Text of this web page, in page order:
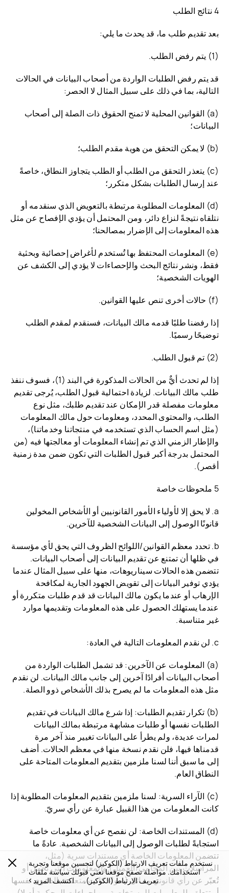
نستخدم ملفات تعريف الارتباط (الكوكيز) لتحسين موقعنا وتجربة
استخدامك. مواصلة تصفح موقعنا تعني قبولك سياسة ملفات
تعريف الارتباط (الكوكيز).
اكتشف المزيد
4 نتائج الطلب
بعد تقديم طلب ما، قد يحدث ما يلي:
(1) يتم رفض الطلب.
قد يتم رفض الطلبات الواردة من أصحاب البيانات في الحالات
التالية، بما في ذلك على سبيل المثال لا الحصر:
(a) القوانين المحلية لا تمنح الحقوق ذات الصلة إلى أصحاب
البيانات؛
(b) لا يمكن التحقق من هوية مقدم الطلب؛
(c) يتعذر التحقق من الطلب أو الطلب يتجاوز النطاق، خاصةً
عند إرسال الطلبات بشكل متكرر؛
(d) المعلومات المطلوبة مرتبطة بالتعويض الذي سنقدمه أو
نتلقاه نتيجةً لنزاع دائر، ومن المحتمل أن يؤدي الإفصاح عن مثل
هذه المعلومات إلى الإضرار بمصالحنا؛
(e) المعلومات المحتفظ بها تُستخدم لأغراض إحصائية وبحثية
فقط، ونشر نتائج البحث والإحصاءات لا يؤدي إلى الكشف عن
الهويات الشخصية؛
(f) حالات أخرى تنص عليها القوانين.
إذا رفضنا طلبًا قدمه مالك البيانات، فسنقدم لمقدم الطلب
توضيحًا رسميًا.
(2) تم قبول الطلب.
إذا لم تحدث أيٌّ من الحالات المذكورة في البند (1)، فسوف ننفذ
طلب مالك البيانات. لزيادة احتمالية قبول الطلب، يُرجى تقديم
معلومات مفصلة قدر الإمكان عند تقديم طلبك، مثل نوع
الطلب، والمحتوى المحدد، ومعلومات حول مالك المعلومات
(مثل اسم الحساب الذي تستخدمه في منتجاتنا وخدماتنا)،
والإطار الزمني الذي تم إنشاء المعلومات أو معالجتها فيه (من
المحتمل بدرجة أكبر قبول الطلبات التي تكون ضمن مدة زمنية
أقصر).
5 ملحوظات خاصة
a. لا يحق إلا لأولياء الأمور القانونيين أو الأشخاص المخولين
قانونًا الوصول إلى البيانات الشخصية للآخرين.
b. تحدد معظم القوانين/اللوائح الظروف التي يحق لأي مؤسسة
في ظلها أن تمتنع عن تقديم البيانات إلى أصحاب البيانات.
تتضمن هذه الحالات سيناريوهات، منها على سبيل المثال عندما
يؤدي توفير البيانات إلى تقويض الجهود الجارية لمكافحة
الإرهاب أو عندما يكون مالك البيانات قد قدم طلبات متكررة أو
عندما يستهلك الحصول على هذه المعلومات وتقديمها موارد
غير متناسبة.
c. لن نقدم المعلومات التالية في العادة:
(a) المعلومات عن الآخرين: قد تشمل الطلبات الواردة من
أصحاب البيانات أفرادًا آخرين إلى جانب مالك البيانات. لن نقدم
مثل هذه المعلومات ما لم يصرح بذلك الأشخاص ذوو الصلة.
(b) تكرار تقديم الطلبات: إذا شرع مالك البيانات في تقديم
الطلبات نفسها أو طلبات مشابهة مرتبطة بمالك البيانات
لمرات عديدة، ولم يطرأ على البيانات تغيير منذ آخر مرة
قدمناها فيها، فلن نقدم نسخة منها في معظم الحالات. أضف
إلى ما سبق أننا لسنا ملزمين بتقديم المعلومات المتاحة على
النطاق العام.
(c) الآراء السرية: لسنا ملزمين بتقديم المعلومات المطلوبة إذا
كانت المعلومات من هذا القبيل عبارة عن رأي سريّ.
(d) المستندات الخاصة: لن نفصح عن أي معلومات خاصة
استجابةً لطلبات الوصول إلى البيانات الشخصية. عادةً ما
تتضمن المعلومات الخاصة أي مستندات سرية (مثل،
المراسلات بين المحامي/العميل) والمعلومات التي تحمل أو
تُعبّر عن رأي قانوني مماثل (سواء كانت متعلقة بالدعوى نفسها